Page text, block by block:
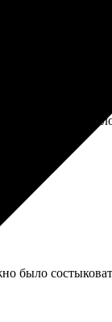
для стены.
было